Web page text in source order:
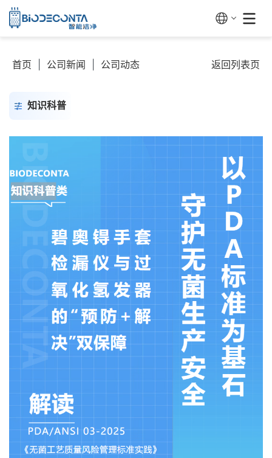
首页 公司新闻 公司动态 返回列表页
知识科普